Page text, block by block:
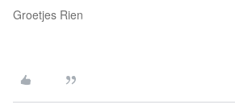
Groetjes Rien